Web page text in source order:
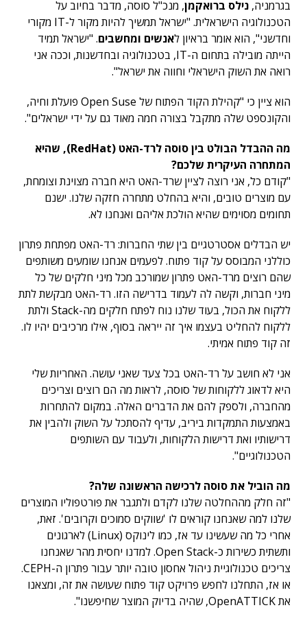
בגרמניה, נילס ברואקמן, מנכ"ל סוסה, מדבר בחיוב על
הטכנולוגיה הישראלית. "ישראל תמשיך להיות מקור ל-IT מקורי
וחדשני", הוא אומר בראיון לאנשים ומחשבים. "ישראל תמיד
הייתה מובילה בתחום ה-IT, בטכנולוגיה ובחדשנות, וככה אני
רואה את השוק הישראלי וחווה את ישראל".
הוא ציין כי "קהילת הקוד הפתוח של Open Suse פועלת וחיה,
והקונספט שלה מתקבל בצורה חמה מאוד גם על ידי ישראלים".
מה ההבדל הבולט בין סוסה לרד-האט (RedHat), שהיא
המתחרה העיקרית שלכם?
"קודם כל, אני רוצה לציין שרד-האט היא חברה מצוינת וצומחת,
עם מוצרים טובים, והיא בהחלט מתחרה חזקה שלנו. ישנם
תחומים מסוימים שהיא הולכת אליהם ואנחנו לא.
יש הבדלים אסטרטגיים בין שתי החברות: רד-האט מפתחת פתרון
כוללני המבוסס על קוד פתוח. לפעמים אנחנו שומעים משותפים
שהם רוצים מרד-האט פתרון שמורכב מכל מיני חלקים של כל
מיני חברות, וקשה לה לעמוד בדרישה הזו. רד-האט מבקשת לתת
ללקוח את הכול, בעוד שלנו נוח לפתח חלקים מה-Stack ולתת
ללקוח להחליט בעצמו איך זה ייראה בסוף, אילו מרכיבים יהיו לו.
זה קוד פתוח אמיתי.
אני לא חושב על רד-האט בכל צעד שאני עושה. האחריות שלי
היא לדאוג ללקוחות של סוסה, לראות מה הם רוצים וצריכים
מהחברה, ולספק להם את הדברים האלה. במקום להתחרות
באמצעות התמקדות ביריב, עדיף להסתכל על השוק ולהבין את
דרישותיו ואת דרישות הלקוחות, ולעבוד עם השותפים
הטכנולוגיים".
מה הוביל את סוסה לרכישה הראשונה שלה?
"זה חלק מההחלטה שלנו לקדם ולתגבר את פורטפוליו המוצרים
שלנו למה שאנחנו קוראים לו 'שווקים סמוכים וקרובים'. זאת,
אחרי כל מה שעשינו עד אז, כמו לינוקס (Linux) לארגונים
ותשתית כשירות כ-Open Stack. למדנו יחסית מהר שאנחנו
צריכים טכנולוגיית ניהול אחסון טובה יותר עבור פתרון ה-CEPH.
או אז, התחלנו לחפש פרויקט קוד פתוח שעושה את זה, ומצאנו
את OpenATTICK, שהיה בדיוק המוצר שחיפשנו".